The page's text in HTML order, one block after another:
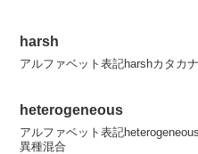
harsh
アルファベット表記harshカタカ
heterogeneous
アルファベット表記
異種混合